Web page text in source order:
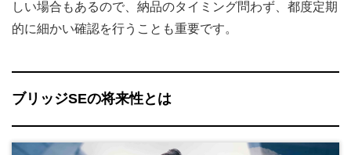
しい場合もあるので、納品のタイミング問わず、都度定期
的に細かい確認を行うことも重要です。
ブリッジSEの将来性とは